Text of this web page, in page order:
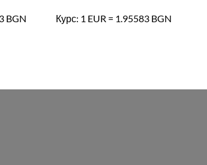
BGN Курс: 1 EUR = 1.95583 BGN